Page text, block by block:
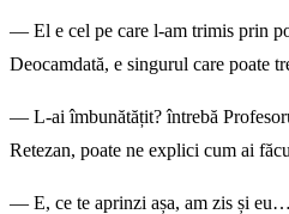
— El e cel pe care l-am trimis prin
Deocamdată, e singurul care poate
— L-ai îmbunătățit? întrebă
Retezan, poate ne explici cum ai
— E, ce te aprinzi așa, am zis și